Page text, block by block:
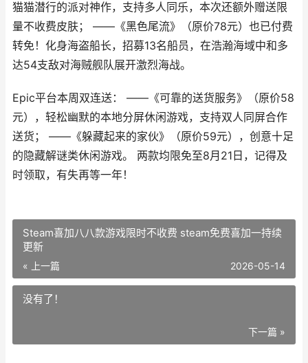
猫猫潜行的派对神作，支持多人同乐，本次还额外赠送限
量不收费皮肤； ——《黑色尾流》（原价78元）也已付费
转免！化身海盗船长，招募13名船员，在浩瀚海域中和多
达54支敌对海贼舰队展开激烈海战。
Epic平台本周双连送： ——《可靠的送货服务》（原价58
元），轻松幽默的本地分屏休闲游戏，支持双人同屏合作
送货； ——《躲藏起来的家伙》（原价59元），创意十足
的隐藏解谜类休闲游戏。 两款均限免至8月21日，记得及
时领取，有失再等一年！
Steam喜加八八款游戏限时不收费 steam免费喜加一持续
更新
« 上一篇 2026-05-14
没有了！
下一篇 »